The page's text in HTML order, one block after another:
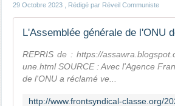
29 Octobre 2023 , Rédigé par Réveil Communiste
REPRIS de : https://
une.html SOURCE : Avec l'Agence
de l'ONU a réclamé ve...